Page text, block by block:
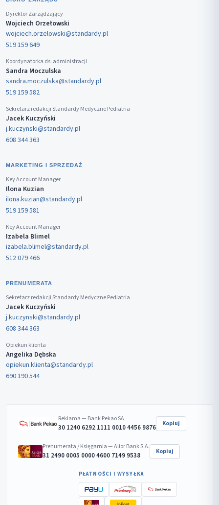
Dyrektor Zarządzający
Wojciech Orzełowski
wojciech.orzelowski@standardy.pl
519 159 649
Koordynatorka ds. administracji
Sandra Moczulska
sandra.moczulska@standardy.pl
519 159 582
Sekretarz redakcji Standardy Medyczne Pediatria
Jacek Kuczyński
j.kuczynski@standardy.pl
608 344 363
MARKETING I SPRZEDAŻ
Key Account Manager
Ilona Kuzian
ilona.kuzian@standardy.pl
519 159 581
Key Account Manager
Izabela Blimel
izabela.blimel@standardy.pl
512 079 466
PRENUMERATA
Sekretarz redakcji Standardy Medyczne Pediatria
Jacek Kuczyński
j.kuczynski@standardy.pl
608 344 363
Opiekun klienta
Angelika Dębska
opiekun.klienta@standardy.pl
690 190 544
Reklama — Bank Pekao SA
30 1240 6292 1111 0010 4456 9876 Kopiuj
Prenumerata / Księgarnia — Alior Bank S.A.
31 2490 0005 0000 4600 7149 9538 Kopiuj
PŁATNOŚCI I WYSYŁKA